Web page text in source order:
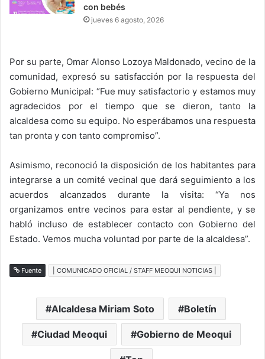
con bebés
jueves 6 agosto, 2026
Por su parte, Omar Alonso Lozoya Maldonado, vecino de la
comunidad, expresó su satisfacción por la respuesta del
Gobierno Municipal: “Fue muy satisfactorio y estamos muy
agradecidos por el tiempo que se dieron, tanto la
alcaldesa como su equipo. No esperábamos una respuesta
tan pronta y con tanto compromiso”.
Asimismo, reconoció la disposición de los habitantes para
integrarse a un comité vecinal que dará seguimiento a los
acuerdos alcanzados durante la visita: “Ya nos
organizamos entre vecinos para estar al pendiente, y se
habló incluso de establecer contacto con Gobierno del
Estado. Vemos mucha voluntad por parte de la alcaldesa”.
Fuente | COMUNICADO OFICIAL / STAFF MEOQUI NOTICIAS |
Alcaldesa Miriam Soto Boletín
Ciudad Meoqui Gobierno de Meoqui